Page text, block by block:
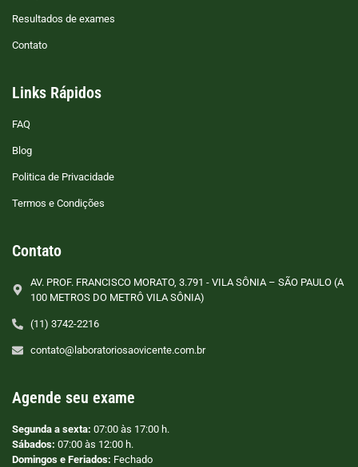
Resultados de exames
Contato
Links Rápidos
FAQ
Blog
Politica de Privacidade
Termos e Condições
Contato
AV. PROF. FRANCISCO MORATO, 3.791 - VILA SÔNIA – SÃO PAULO (A
100 METROS DO METRÔ VILA SÔNIA)
(11) 3742-2216
contato@laboratoriosaovicente.com.br
Agende seu exame
Segunda a sexta: 07:00 às 17:00 h.
Sábados: 07:00 às 12:00 h.
Domingos e Feriados: Fechado